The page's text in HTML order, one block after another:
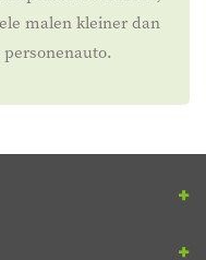
malen kleiner dan